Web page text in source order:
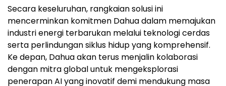
Secara keseluruhan, rangkaian solusi ini
mencerminkan komitmen Dahua dalam memajukan
industri energi terbarukan melalui teknologi cerdas
serta perlindungan siklus hidup yang komprehensif.
Ke depan, Dahua akan terus menjalin kolaborasi
dengan mitra global untuk mengeksplorasi
penerapan AI yang inovatif demi mendukung masa